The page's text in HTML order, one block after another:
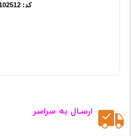
کد: 102512
ارسـال به سراسر